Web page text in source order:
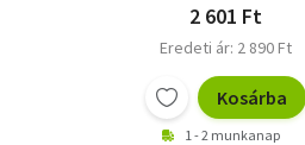
2 601 Ft
Eredeti ár: 2 890 Ft
Kosárba
1 - 2 munkanap